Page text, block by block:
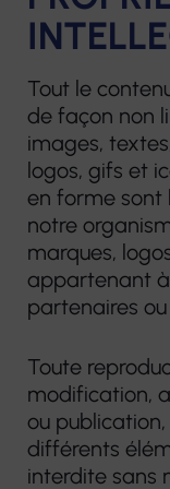
Tout le
de façon non
images,
logos, gifs et
en forme sont
notre
marques,
appartenant à
partenaires
Toute
modification,
ou
différents
interdite sans